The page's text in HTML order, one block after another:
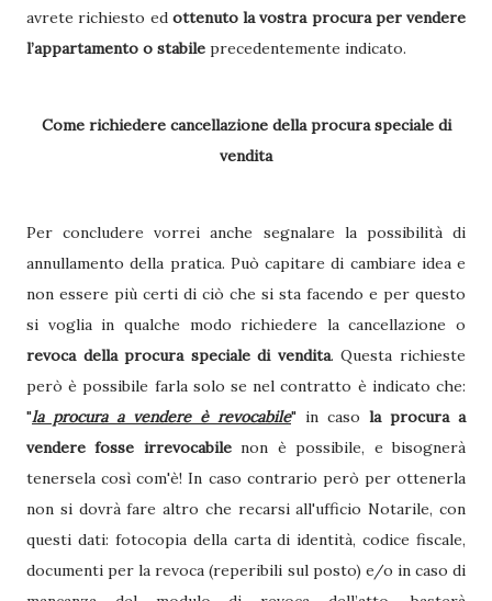
avrete richiesto ed ottenuto la vostra procura per vendere
l’appartamento o stabile precedentemente indicato.
Come richiedere cancellazione della procura speciale di
vendita
Per concludere vorrei anche segnalare la possibilità di
annullamento della pratica. Può capitare di cambiare idea e
non essere più certi di ciò che si sta facendo e per questo
si voglia in qualche modo richiedere la cancellazione o
revoca della procura speciale di vendita. Questa richieste
però è possibile farla solo se nel contratto è indicato che:
"la procura a vendere è revocabile" in caso la procura a
vendere fosse irrevocabilenon è possibile, e bisognerà
tenersela così com'è! In caso contrario però per ottenerla
non si dovrà fare altro che recarsi all'ufficio Notarile, con
questi dati: fotocopia della carta di identità, codice fiscale,
documenti per la revoca (reperibili sul posto) e/o in caso di